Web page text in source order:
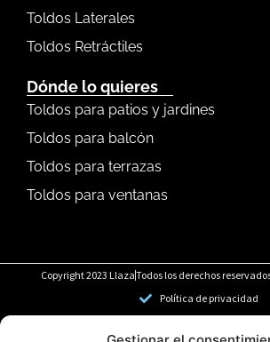
Toldos Laterales
Toldos Retráctiles
Dónde lo quieres
Toldos para patios y jardines
Toldos para balcón
Toldos para terrazas
Toldos para ventanas
Copyright 2023 LlazaTodos los derechos
Política de privacidad